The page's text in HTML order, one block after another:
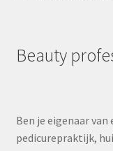
Beauty
Ben je eigenaar
pedicurepraktijk,